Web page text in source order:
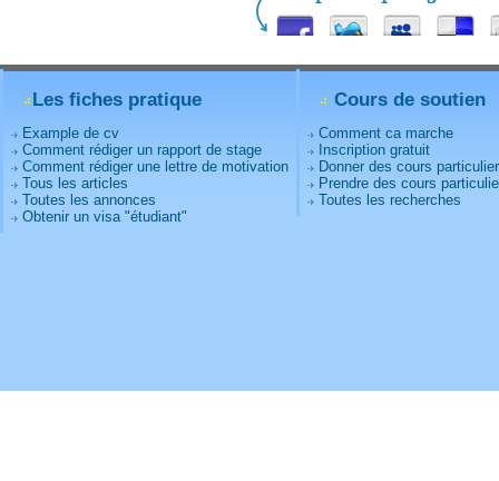
Les fiches pratique
Example de cv
Comment rédiger un rapport de stage
Comment rédiger une lettre de motivation
Tous les articles
Toutes les annonces
Obtenir un visa "étudiant"
Cours de soutien
Comment ca marche
Inscription gratuit
Donner des cours
Prendre des cours
Toutes les recherches